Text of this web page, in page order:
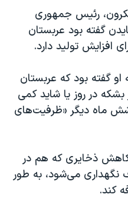
رئیس جمهوری
گفته بود عربستان
تولید دارد.
گفته بود که عربستان
تولید خود را ۱۵۰ هزار بشکه در روز یا شاید کمی
شش ماه دیگر «ظرفیت‌های
ذخایری که هم در
نگهداری می‌شود، به طور
کند.